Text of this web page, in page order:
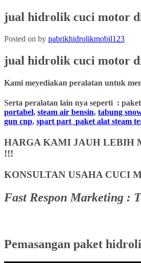
jual hidrolik cuci motor
Posted on by pabrikhidrolikmobil123
jual hidrolik cuci motor
Kami meyediakan peralatan untuk
Serta peralatan lain nya seperti : paket
portabel, steam air bensin, tabung
gun cnp, spart part paket alat steam
HARGA KAMI JAUH LEBIH
!!!
KONSULTAN USAHA CUCI
Fast Respon Marketing :
Pemasangan paket